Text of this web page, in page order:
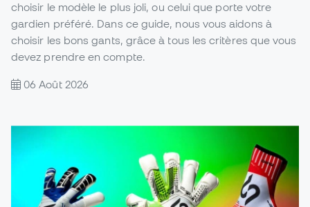
choisir le modèle le plus joli, ou celui que porte votre
gardien préféré. Dans ce guide, nous vous aidons à
choisir les bons gants, grâce à tous les critères que vous
devez prendre en compte.
06 Août 2026